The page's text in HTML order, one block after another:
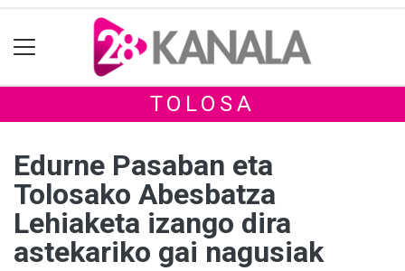
TOLOSA
Edurne Pasaban eta
Tolosako Abesbatza
Lehiaketa izango dira
astekariko gai nagusiak